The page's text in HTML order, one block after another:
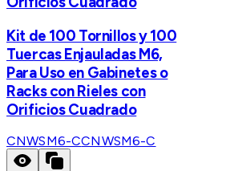
Kit de 100 Tornillos y 100
Tuercas Enjauladas M6,
Para Uso en Gabinetes o
Racks con Rieles con
Orificios Cuadrado
CNWSM6-CCNWSM6-C